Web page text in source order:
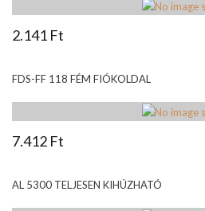
2.141 Ft
FDS-FF 118 FÉM FIÓKOLDAL
7.412 Ft
AL 5300 TELJESEN KIHÚZHATÓ